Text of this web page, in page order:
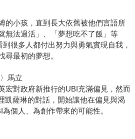
的小孩，直到長大依舊被他們言語所
無法過活」、「夢想吃不了飯」等
很多人都付出努力與勇氣實現自我，
尋最初的夢想。
馬立
宏對政府新推行的UBI充滿偏見，然而
凱薩琳的對話，開始讓他在偏見與渴
個人、為創作帶來的可能性。